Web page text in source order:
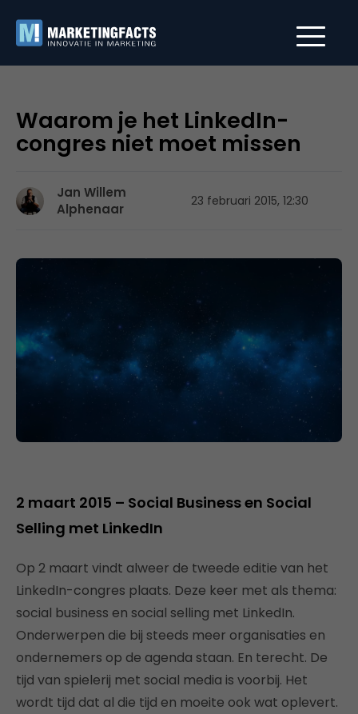
Waarom je het LinkedIn-
congres niet moet missen
Jan Willem
Alphenaar
23 februari 2015, 12:30
2 maart 2015 – Social Business en Social
Selling met LinkedIn
Op 2 maart vindt alweer de tweede editie van het
LinkedIn-congres plaats. Deze keer met als thema:
social business en social selling met LinkedIn.
Onderwerpen die bij steeds meer organisaties en
ondernemers op de agenda staan. En terecht. De
tijd van spielerij met social media is voorbij. Het
wordt tijd dat al die tijd en moeite ook wat oplevert.